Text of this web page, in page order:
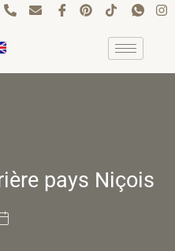
pays Niçois